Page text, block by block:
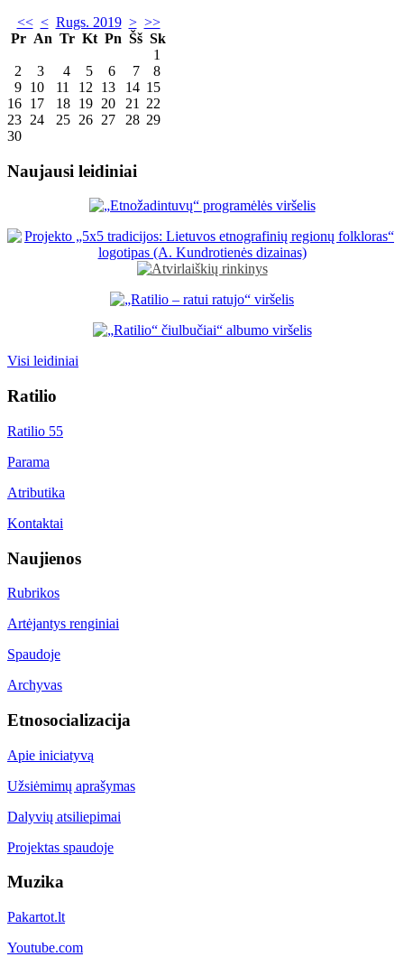
<< < Rugs. 2019 > >>
Pr An Tr Kt Pn Šš Sk
1
2
3 4 5 6 7
8
9 10 11 12 13 14 15
16 17 18 19 20 21
22
23 24 25 26 27 28 29
30
Naujausi leidiniai
Visi leidiniai
Ratilio
Ratilio 55
Parama
Atributika
Kontaktai
Naujienos
Rubrikos
Artėjantys renginiai
Spaudoje
Archyvas
Etnosocializacija
Apie iniciatyvą
Užsiėmimų aprašymas
Dalyvių atsiliepimai
Projektas spaudoje
Muzika
Pakartot.lt
Youtube.com